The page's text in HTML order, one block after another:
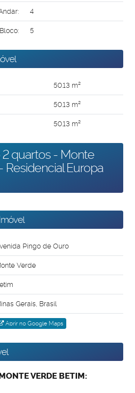
4
5
50.13 m²
50.13 m²
50.13 m²
quartos - Monte
Residencial Europa
Pingo de Ouro
Verde
Gerais, Brasil
Abrir no Google Maps
VERDE BETIM: